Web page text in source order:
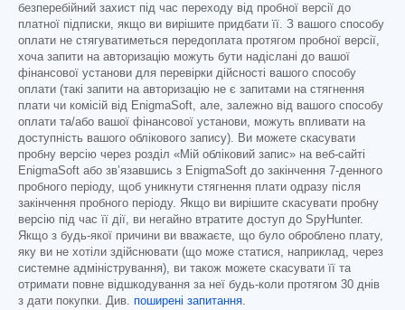
безперебійний захист під час переходу від пробної версії до
платної підписки, якщо ви вирішите придбати її. З вашого способу
оплати не стягуватиметься передоплата протягом пробної версії,
хоча запити на авторизацію можуть бути надіслані до вашої
фінансової установи для перевірки дійсності вашого способу
оплати (такі запити на авторизацію не є запитами на стягнення
плати чи комісій від EnigmaSoft, але, залежно від вашого способу
оплати та/або вашої фінансової установи, можуть впливати на
доступність вашого облікового запису). Ви можете скасувати
пробну версію через розділ «Мій обліковий запис» на веб-сайті
EnigmaSoft або зв’язавшись з EnigmaSoft до закінчення 7-денного
пробного періоду, щоб уникнути стягнення плати одразу після
закінчення пробного періоду. Якщо ви вирішите скасувати пробну
версію під час її дії, ви негайно втратите доступ до SpyHunter.
Якщо з будь-якої причини ви вважаєте, що було оброблено плату,
яку ви не хотіли здійснювати (що може статися, наприклад, через
системне адміністрування), ви також можете скасувати її та
отримати повне відшкодування за неї будь-коли протягом 30 днів
з дати покупки. Див. поширені запитання.